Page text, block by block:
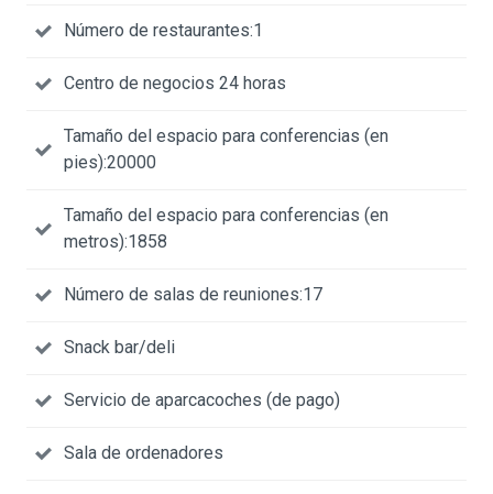
Número de restaurantes:1
Centro de negocios 24 horas
Tamaño del espacio para conferencias (en
pies):20000
Tamaño del espacio para conferencias (en
metros):1858
Número de salas de reuniones:17
Snack bar/deli
Servicio de aparcacoches (de pago)
Sala de ordenadores